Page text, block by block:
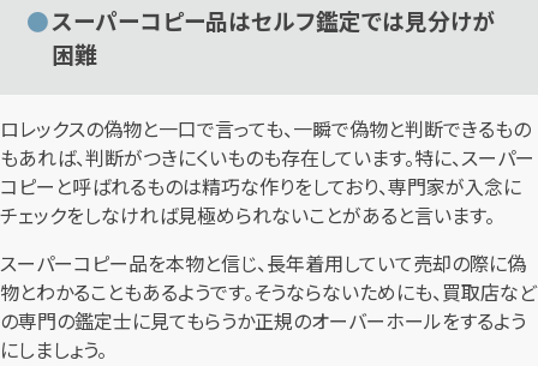
スーパーコピー品はセルフ鑑定では見分けが
困難
ロレックスの偽物と一口で言っても、一瞬で偽物と判断できるもの
もあれば、判断がつきにくいものも存在しています。特に、スーパー
コピーと呼ばれるものは精巧な作りをしており、専門家が入念に
チェックをしなければ見極められないことがあると言います。
スーパーコピー品を本物と信じ、長年着用していて売却の際に偽
物とわかることもあるようです。そうならないためにも、買取店など
の専門の鑑定士に見てもらうか正規のオーバーホールをするよう
にしましょう。